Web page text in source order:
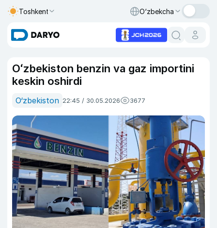
Toshkent O‘zbekcha
Oʻzbekiston benzin va gaz importini
keskin oshirdi
O‘zbekiston 22:45 / 30.05.2026 3677